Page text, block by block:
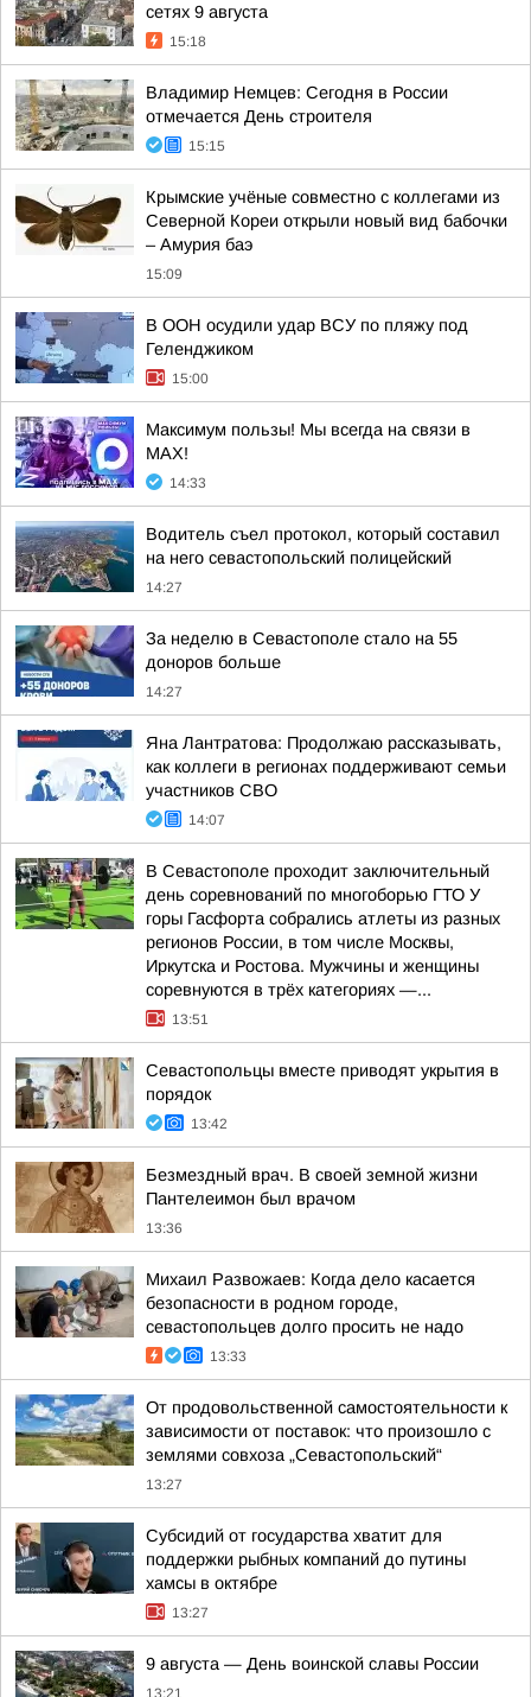
сетях 9 августа
15:18
Владимир Немцев: Сегодня в России
отмечается День строителя
15:15
Крымские учёные совместно с коллегами из
Северной Кореи открыли новый вид бабочки
– Амурия баэ
15:09
В ООН осудили удар ВСУ по пляжу под
Геленджиком
15:00
Максимум пользы! Мы всегда на связи в
МАХ!
14:33
Водитель съел протокол, который составил
на него севастопольский полицейский
14:27
За неделю в Севастополе стало на 55
доноров больше
14:27
Яна Лантратова: Продолжаю рассказывать,
как коллеги в регионах поддерживают семьи
участников СВО
14:07
В Севастополе проходит заключительный
день соревнований по многоборью ГТО У
горы Гасфорта собрались атлеты из разных
регионов России, в том числе Москвы,
Иркутска и Ростова. Мужчины и женщины
соревнуются в трёх категориях —...
13:51
Севастопольцы вместе приводят укрытия в
порядок
13:42
Безмездный врач. В своей земной жизни
Пантелеимон был врачом
13:36
Михаил Развожаев: Когда дело касается
безопасности в родном городе,
севастопольцев долго просить не надо
13:33
От продовольственной самостоятельности к
зависимости от поставок: что произошло с
землями совхоза „Севастопольский“
13:27
Субсидий от государства хватит для
поддержки рыбных компаний до путины
хамсы в октябре
13:27
9 августа — День воинской славы России
13:21